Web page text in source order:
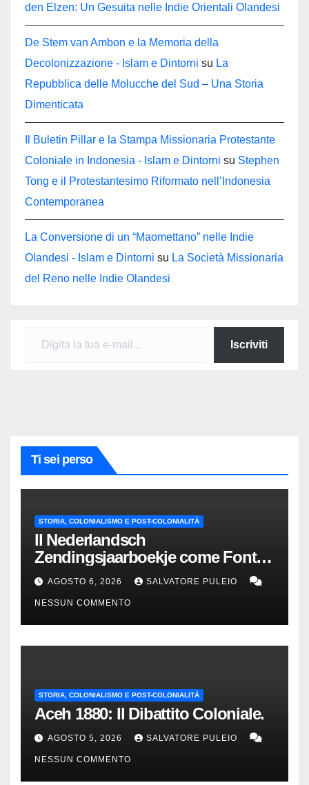
den Elzen: Un Gesuita nelle Indie Orientali Olandesi
De Stem van Ambon e la Memoria della
Decolonizzazione - Islam e Dintorni su La
Repubblica delle Molucche del Sud – Una Storia
Dimenticata
Il Buletin Pillar e la Stampa Missionaria Protestante
Coloniale in Indonesia - Islam e Dintorni su Stephen
Tong e il Protestantesimo Riformato nell’Indonesia
Contemporanea
La Conversione di un “Maomettano” nelle Indie
Olandesi - Islam e Dintorni su La Società Missionaria
del Reno nelle Indie Olandesi
Iscriviti
Ti sei perso
STORIA, COLONIALISMO E POST-COLONIALITÀ
Il Nederlandsch
Zendingsjaarboekje come Fonte
Storica delle Indie Orientali
Olandesi
AGOSTO 6, 2026 SALVATORE PULEIO
NESSUN COMMENTO
STORIA, COLONIALISMO E POST-COLONIALITÀ
Aceh 1880: Il Dibattito Coloniale.
AGOSTO 5, 2026 SALVATORE PULEIO
NESSUN COMMENTO